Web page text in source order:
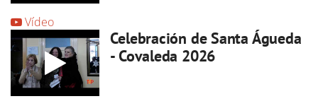
Vídeo
Celebración de Santa Águeda
- Covaleda 2026